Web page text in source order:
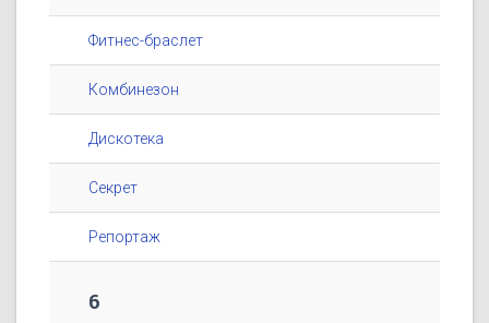
Фитнес-браслет
Комбинезон
Дискотека
Секрет
Репортаж
6